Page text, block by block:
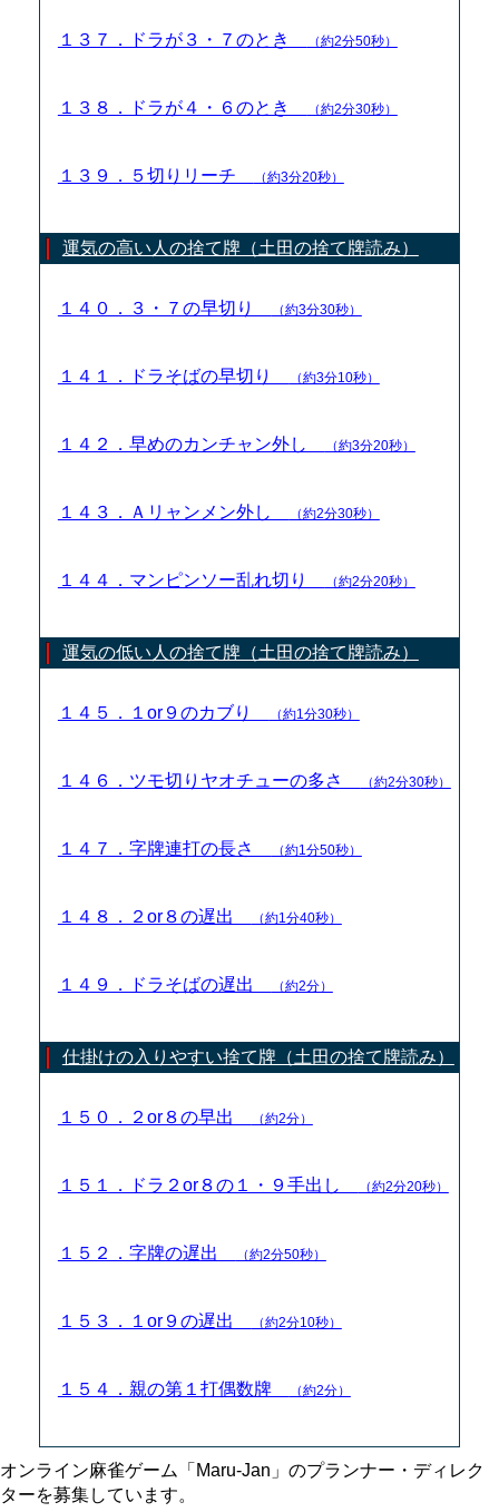
１３７．ドラが３・７のとき （約2分50秒）
１３８．ドラが４・６のとき （約2分30秒）
１３９．５切りリーチ （約3分20秒）
運気の高い人の捨て牌（土田の捨て牌読み）
１４０．３・７の早切り （約3分30秒）
１４１．ドラそばの早切り （約3分10秒）
１４２．早めのカンチャン外し （約3分20秒）
１４３．Ａリャンメン外し （約2分30秒）
１４４．マンピンソー乱れ切り （約2分20秒）
運気の低い人の捨て牌（土田の捨て牌読み）
１４５．１or９のカブり （約1分30秒）
１４６．ツモ切りヤオチューの多さ （約2分30秒）
１４７．字牌連打の長さ （約1分50秒）
１４８．２or８の遅出 （約1分40秒）
１４９．ドラそばの遅出 （約2分）
仕掛けの入りやすい捨て牌（土田の捨て牌読み）
１５０．２or８の早出 （約2分）
１５１．ドラ２or８の１・９手出し （約2分20秒）
１５２．字牌の遅出 （約2分50秒）
１５３．１or９の遅出 （約2分10秒）
１５４．親の第１打偶数牌 （約2分）
オンライン麻雀ゲーム「Maru-Jan」のプランナー・ディレク
ターを募集しています。